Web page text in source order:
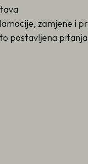
zamjene i
postavljena pitanja